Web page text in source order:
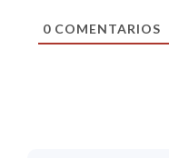
0COMENTARIOS